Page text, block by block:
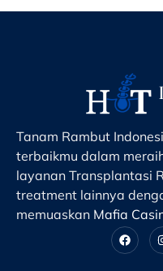
Tanam Rambut
terbaikmu dalam
layanan Transplantasi
treatment lainnya
memuaskan Mafia